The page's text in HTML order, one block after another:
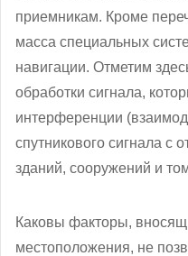
приемникам. Кроме
масса специальных
навигации. Отметим
обработки сигнала,
интерференции
спутникового сигнала с
зданий, сооружений и
Каковы факторы,
местоположения, не